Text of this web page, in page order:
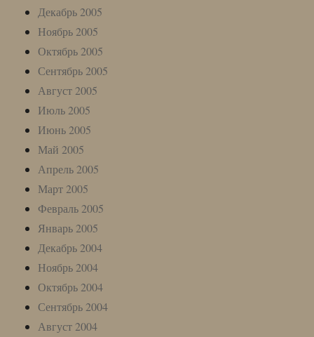
Декабрь 2005
Ноябрь 2005
Октябрь 2005
Сентябрь 2005
Август 2005
Июль 2005
Июнь 2005
Май 2005
Апрель 2005
Март 2005
Февраль 2005
Январь 2005
Декабрь 2004
Ноябрь 2004
Октябрь 2004
Сентябрь 2004
Август 2004